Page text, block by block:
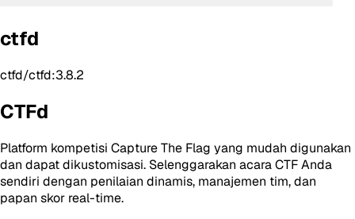
ctfd
ctfd/ctfd:3.8.2
CTFd
Platform kompetisi Capture The Flag yang mudah digunakan
dan dapat dikustomisasi. Selenggarakan acara CTF Anda
sendiri dengan penilaian dinamis, manajemen tim, dan
papan skor real-time.